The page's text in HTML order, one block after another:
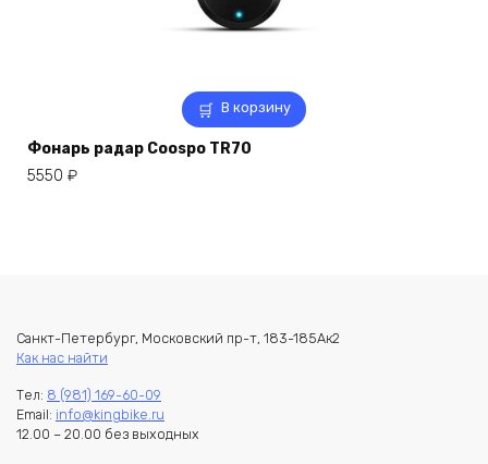
В корзину
Фонарь радар Coospo TR70
5550 ₽
Санкт-Петербург, Московский пр-т, 183-185Ак2
Как нас найти
Тел: 8 (981) 169-60-09
Email: info@kingbike.ru
12.00 – 20.00 без выходных